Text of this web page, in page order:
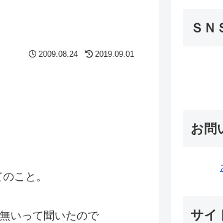
2009.08.24 2019.09.01
こと。
いって聞いたので
ＳＮ
お問
サイ